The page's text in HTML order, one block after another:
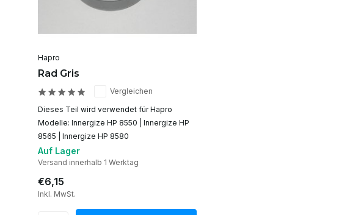
Hapro
Rad Gris
Vergleichen
Dieses Teil wird verwendet für Hapro
Modelle: Innergize HP 8550 | Innergize HP
8565 | Innergize HP 8580
Auf Lager
Versand innerhalb 1 Werktag
€6,15
Inkl. MwSt.